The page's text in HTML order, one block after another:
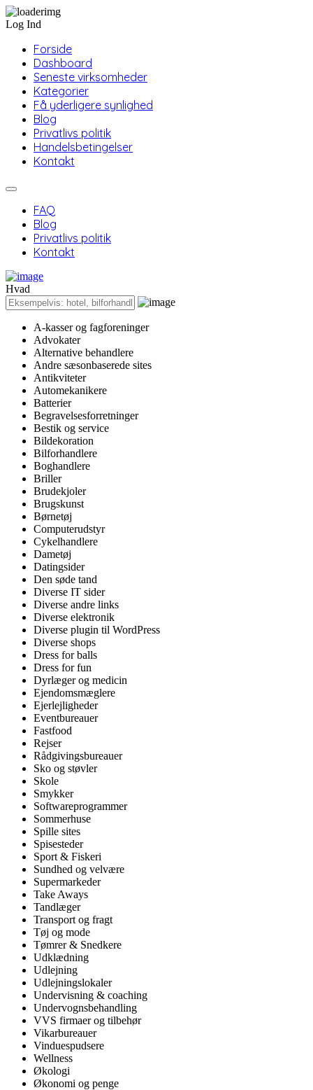
Log Ind
Forside
Dashboard
Seneste virksomheder
Kategorier
Få yderligere synlighed
Blog
Privatlivs politik
Handelsbetingelser
Kontakt
FAQ
Blog
Privatlivs politik
Kontakt
Hvad
A-kasser og fagforeninger
Advokater
Alternative behandlere
Andre sæsonbaserede sites
Antikviteter
Automekanikere
Batterier
Begravelsesforretninger
Bestik og service
Bildekoration
Bilforhandlere
Boghandlere
Briller
Brudekjoler
Brugskunst
Børnetøj
Computerudstyr
Cykelhandlere
Dametøj
Datingsider
Den søde tand
Diverse IT sider
Diverse andre links
Diverse elektronik
Diverse plugin til WordPress
Diverse shops
Dress for balls
Dress for fun
Dyrlæger og medicin
Ejendomsmæglere
Ejerlejligheder
Eventbureauer
Fastfood
Rejser
Rådgivingsbureauer
Sko og støvler
Skole
Smykker
Softwareprogrammer
Sommerhuse
Spille sites
Spisesteder
Sport & Fiskeri
Sundhed og velvære
Supermarkeder
Take Aways
Tandlæger
Transport og fragt
Tøj og mode
Tømrer & Snedkere
Udklædning
Udlejning
Udlejningslokaler
Undervisning & coaching
Undervognsbehandling
VVS firmaer og tilbehør
Vikarbureauer
Vinduespudsere
Wellness
Økologi
Økonomi og penge